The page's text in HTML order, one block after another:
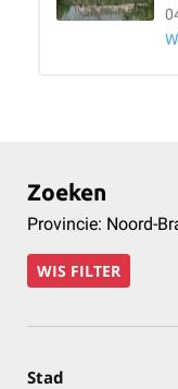
Zoeken
Provincie: Noord-
WIS FILTER
Stad